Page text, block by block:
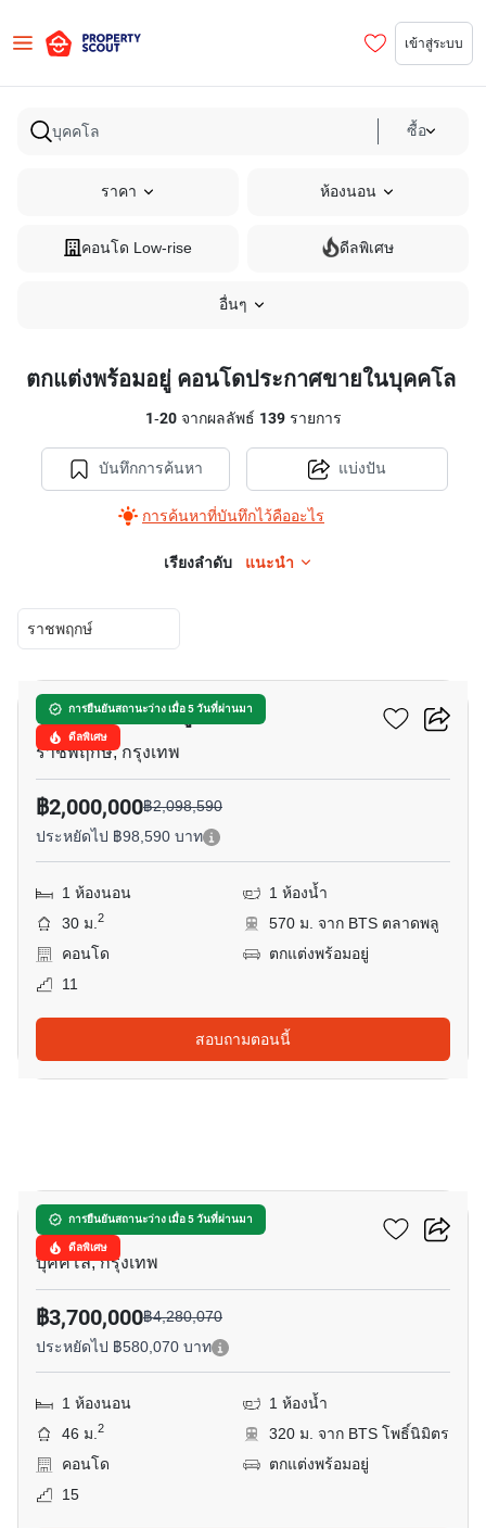
เข้าสู่ระบบ
ซื้อ
ราคา ห้องนอน
คอนโด Low-rise ดีลพิเศษ
อื่นๆ
ตกแต่งพร้อมอยู่ คอนโดประกาศขายในบุคคโล
1-20จากผลลัพธ์ 139รายการ
บันทึกการค้นหา
การค้นหาที่บันทึกไว้คืออะไร
แบ่งปัน
เรียงลำดับ แนะนำ
ราชพฤกษ์
การยืนยันสถานะว่าง เมื่อ 5 วันที่ผ่านมา
ดีลพิเศษ
ยู ดีไลท์ ตลาดพลู สเตชั่น
ราชพฤกษ์, กรุงเทพ
฿2,000,000฿2,098,590
ประหยัดไป ฿98,590 บาท
1 ห้องนอน
1 ห้องน้ำ
30 ม.2
570 ม. จาก BTS ตลาดพลู
คอนโด
ตกแต่งพร้อมอยู่
11
สอบถามตอนนี้
การยืนยันสถานะว่าง เมื่อ 5 วันที่ผ่านมา
ดีลพิเศษ
เดอะ รูม สาทร-ตากสิน
บุคคโล, กรุงเทพ
฿3,700,000฿4,280,070
ประหยัดไป ฿580,070 บาท
1 ห้องนอน
1 ห้องน้ำ
46 ม.2
320 ม. จาก BTS โพธิ์นิมิตร
คอนโด
ตกแต่งพร้อมอยู่
15